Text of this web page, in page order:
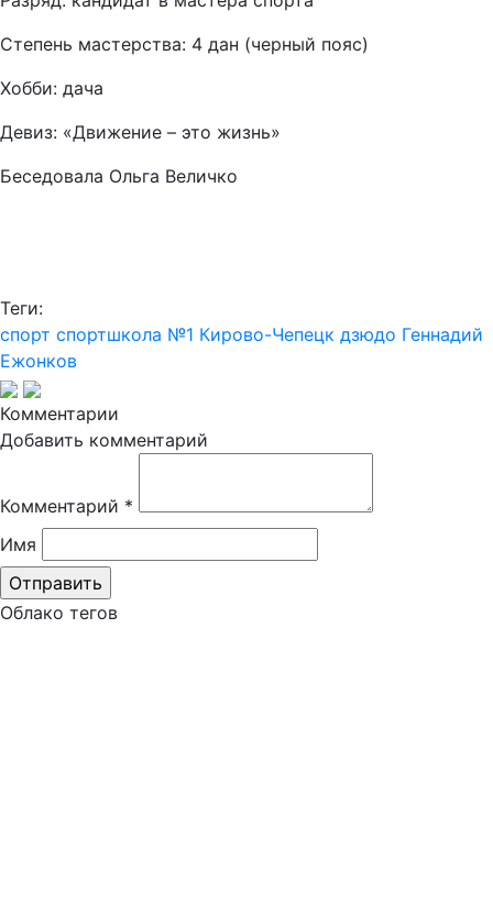
Степень мастерства: 4 дан (черный пояс)
Хобби: дача
Девиз: «Движение – это жизнь»
Беседовала Ольга Величко
Теги:
спорт спортшкола №1 Кирово-Чепецк дзюдо Геннадий
Ежонков
Комментарии
Добавить комментарий
Комментарий *
Имя
Облако тегов